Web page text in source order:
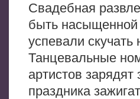
Свадебная
быть насыщенной
успевали
Танцевальные
артистов
праздника